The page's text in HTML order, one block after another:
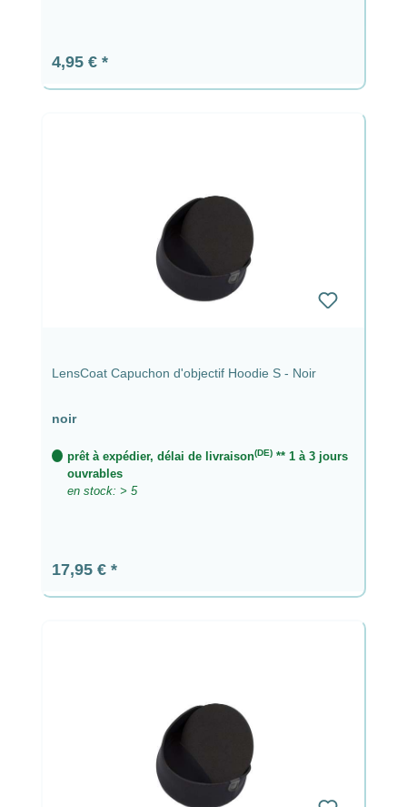
Prix régulier :
4,95 €
LensCoat Capuchon d'objectif Hoodie S - Noir
noir
prêt à expédier, délai de livraison(DE)** 1 à 3 jours
ouvrables
en stock: > 5
Prix régulier :
17,95 €